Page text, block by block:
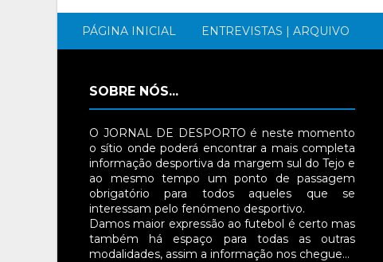
PÁGINA INICIAL ENTREVISTAS | ARQUIVO
SOBRE NÓS...
O JORNAL DE DESPORTO é neste momento
o sítio onde poderá encontrar a mais completa
informação desportiva da margem sul do Tejo e
ao mesmo tempo um ponto de passagem
obrigatório para todos aqueles que se
interessam pelo fenómeno desportivo.
Damos maior expressão ao futebol é certo mas
também há espaço para todas as outras
modalidades, assim a informação nos chegue…